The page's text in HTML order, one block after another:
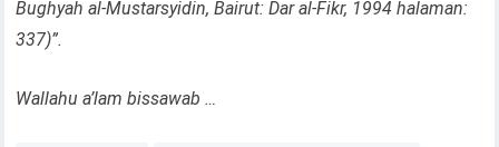
Bughyah al-Mustarsyidin, Bairut: Dar al-Fikr, 1994 halaman:
337)”.
Wallahu a’lam bissawab …